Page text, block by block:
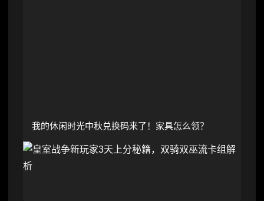
我的休闲时光中秋兑换码来了！家具怎么领？